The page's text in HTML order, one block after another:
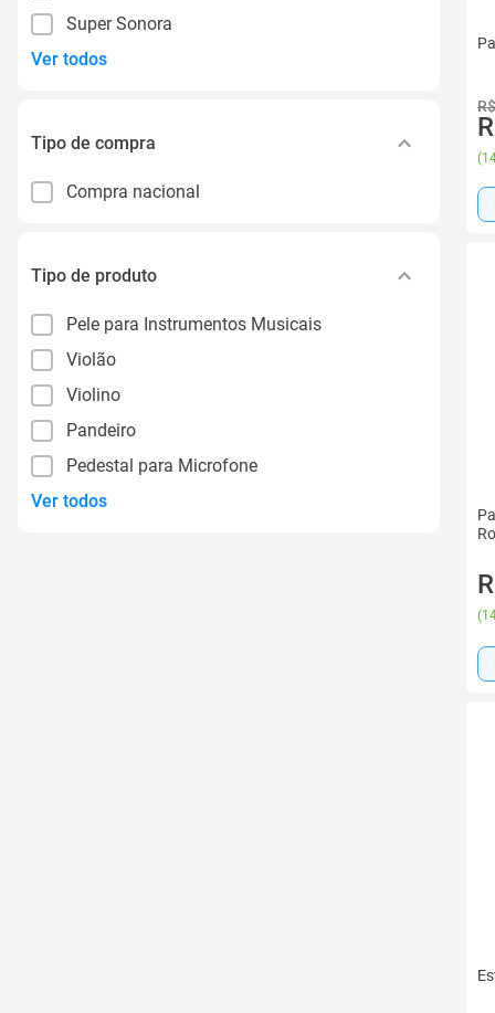
Super Sonora
Ver todos
Tipo de compra
Compra nacional
Tipo de produto
Pele para Instrumentos Musicais
Violão
Violino
Pandeiro
Pedestal para Microfone
Ver todos
(
(